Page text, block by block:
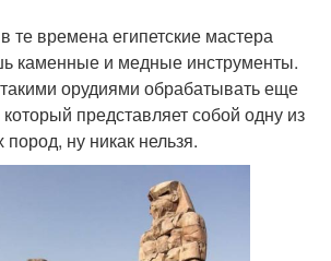
те времена египетские мастера
каменные и медные инструменты.
орудиями обрабатывать еще
представляет собой одну из
ну никак нельзя.